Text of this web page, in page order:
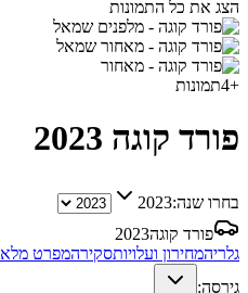
הצג את כל התמונות
+
4תמונות
פורד קוגה 2023
בחרו שנה:2023
פורד קוגה2023
גלריהמחירון ועלויותסקירהמפרט מלא
גירסה: